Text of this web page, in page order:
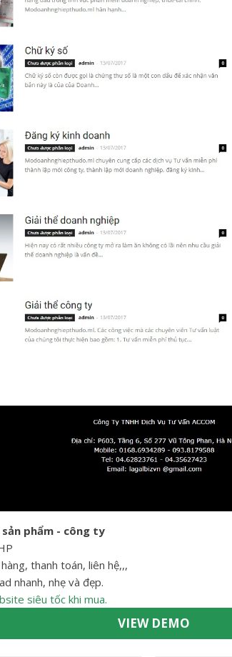
sản phẩm - công ty
thanh toán, liên hệ,,,
nhanh, nhẹ và đẹp.
siêu tốc khi mua.
VIEW DEMO